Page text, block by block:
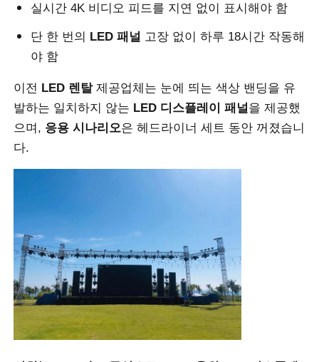
사례
견적 요청
LED 비디오 월 디스플레이
LED 디스플레이 화면
스테이지 LED 화면 임대
COB LED 비디오 월
실시간 4K 비디오 피드를 지연 없이 표시해야 함
단 한 번의 LED 패널 고장 없이 하루 18시간 작동해
야 함
이전 LED 렌탈제공업체는 눈에 띄는 색상 밴딩을 유
발하는 일치하지 않는 LED 디스플레이 패널 을 제공했
으며, 응용 시나리오은 헤드라이너 세트 동안 꺼졌습니
다.